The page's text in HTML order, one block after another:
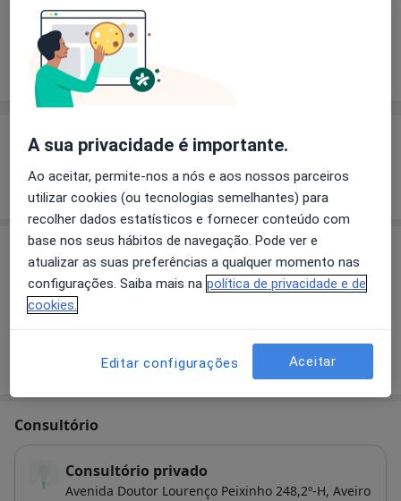
Solicite um atendimento
Experiência Preços
Experiência
Mostrar mais detalhes
sobre a experiência
Preços
Sem informação sobre serviços e preços
Este especialista ainda não adicionou nenhuma
Consultório
Consultório privado
Avenida Doutor Lourenço Peixinho 248,2º-H, Aveiro
A sua privacidade é importante.
Ao aceitar, permite-nos a nós e aos nossos parceiros
utilizar cookies (ou tecnologias semelhantes) para
recolher dados estatísticos e fornecer conteúdo com
base nos seus hábitos de navegação. Pode ver e
atualizar as suas preferências a qualquer momento nas
configurações. Saiba mais na política de privacidade e de
cookies.
Editar configurações Aceitar